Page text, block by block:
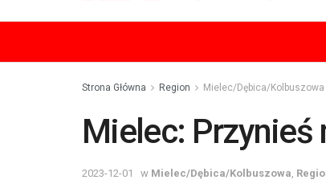
Strona Główna Region Mielec/Dębica/Kolbuszowa
Mielec: Przynieś
2023-12-01 w Mielec/Dębica/Kolbuszowa